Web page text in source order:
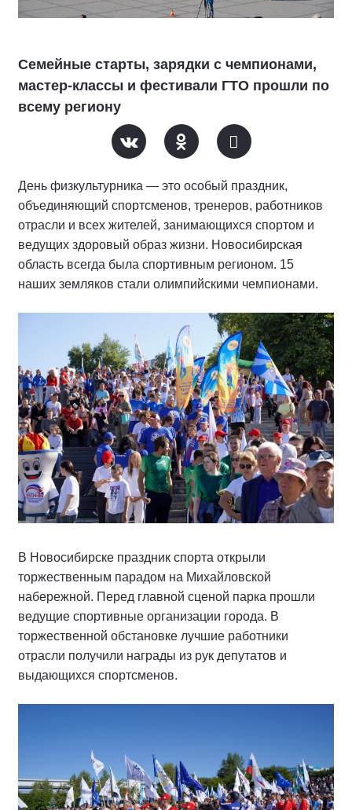
Семейные старты, зарядки с чемпионами,
мастер-классы и фестивали ГТО прошли по
всему региону
День физкультурника — это особый праздник,
объединяющий спортсменов, тренеров, работников
отрасли и всех жителей, занимающихся спортом и
ведущих здоровый образ жизни. Новосибирская
область всегда была спортивным регионом. 15
наших земляков стали олимпийскими чемпионами.
В Новосибирске праздник спорта открыли
торжественным парадом на Михайловской
набережной. Перед главной сценой парка прошли
ведущие спортивные организации города. В
торжественной обстановке лучшие работники
отрасли получили награды из рук депутатов и
выдающихся спортсменов.